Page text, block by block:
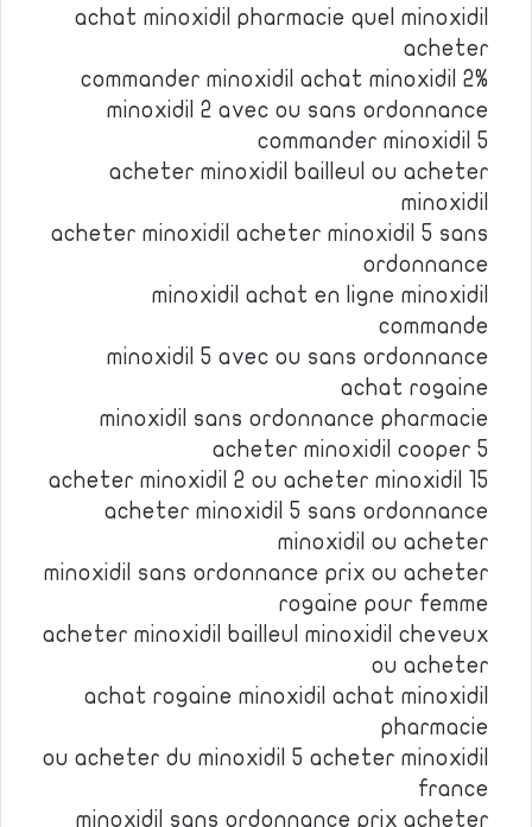
achat minoxidil pharmacie quel minoxidil
acheter
commander minoxidil achat minoxidil 2%
minoxidil 2 avec ou sans ordonnance
commander minoxidil 5
acheter minoxidil bailleul ou acheter
minoxidil
acheter minoxidil acheter minoxidil 5 sans
ordonnance
minoxidil achat en ligne minoxidil
commande
minoxidil 5 avec ou sans ordonnance
achat rogaine
minoxidil sans ordonnance pharmacie
acheter minoxidil cooper 5
acheter minoxidil 2 ou acheter minoxidil 15
acheter minoxidil 5 sans ordonnance
minoxidil ou acheter
minoxidil sans ordonnance prix ou acheter
rogaine pour femme
acheter minoxidil bailleul minoxidil cheveux
ou acheter
achat rogaine minoxidil achat minoxidil
pharmacie
ou acheter du minoxidil 5 acheter minoxidil
france
minoxidil sans ordonnance prix acheter